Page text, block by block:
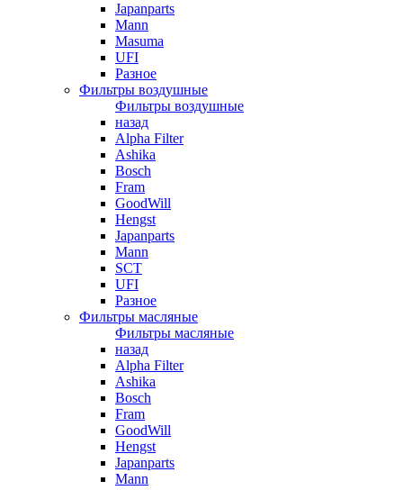
Japanparts
Mann
Masuma
UFI
Разное
Фильтры воздушные
Фильтры воздушные
назад
Alpha Filter
Ashika
Bosch
Fram
GoodWill
Hengst
Japanparts
Mann
SCT
UFI
Разное
Фильтры масляные
Фильтры масляные
назад
Alpha Filter
Ashika
Bosch
Fram
GoodWill
Hengst
Japanparts
Mann